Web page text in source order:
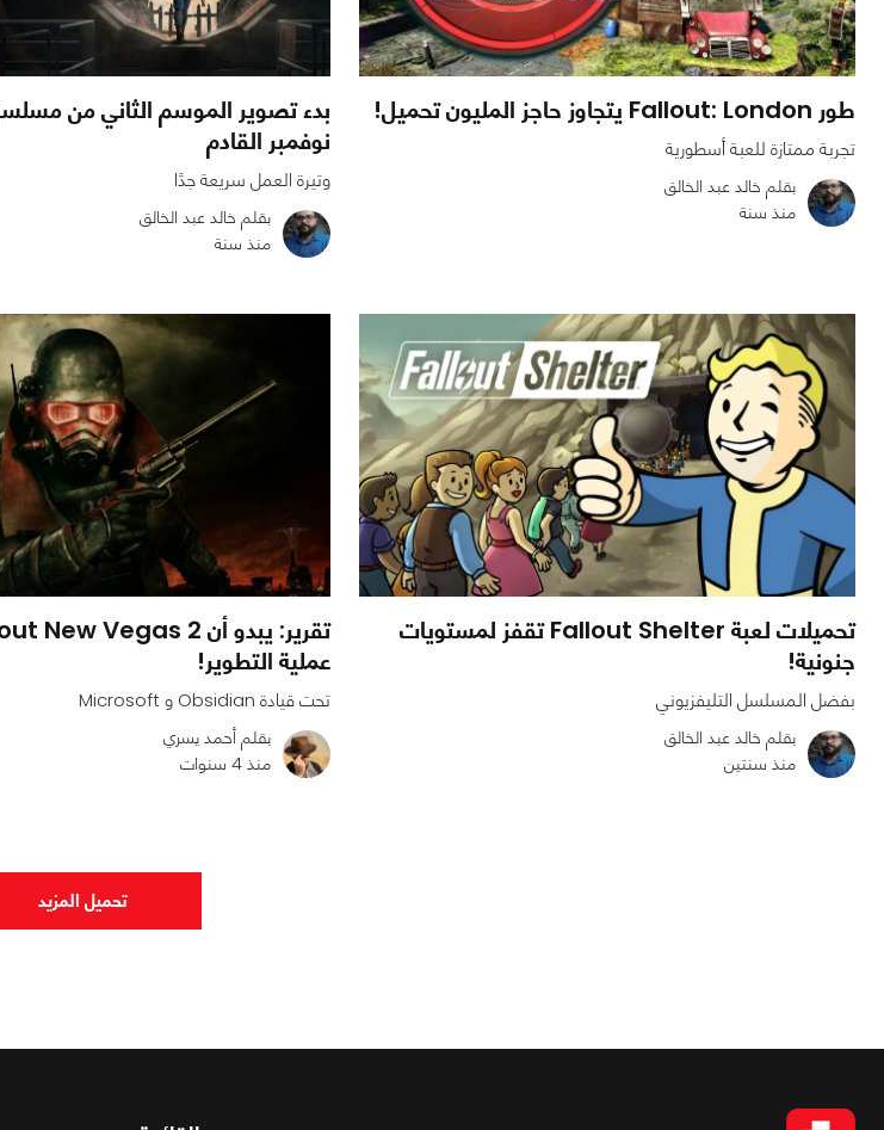
1122
0
طور Fallout: London يتجاوز حاجز المليون تحميل!
تجربة ممتازة للعبة أسطورية
بقلم خالد عبد الخالق
منذ سنة
0
نوفمبر القادم
وتيرة العمل سريعة جدًا
بقلم خالد عبد الخالق
منذ سنة
تحميلات لعبة Fallout Shelter تقفز لمستويات
جنونية!
بفضل المسلسل التليفزيوني
بقلم خالد عبد الخالق
منذ سنتين
عملية التطوير!
تحت قيادة Obsidian و Microsoft
بقلم أحمد يسري
منذ 4 سنوات
تحميل المزيد